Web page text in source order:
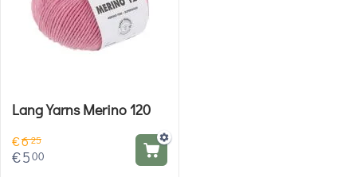
Lang Yarns Merino 120
€625
€500